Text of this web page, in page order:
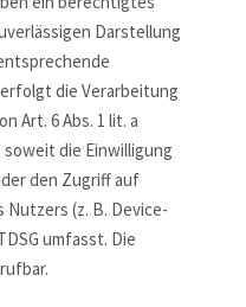
Darstellung
die Verarbeitung
Art. 6 Abs. 1 lit. a
soweit die Einwilligung
den Zugriff auf
(z. B. Device-
umfasst. Die